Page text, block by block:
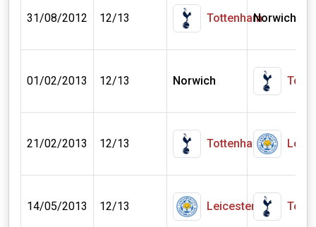
31/08/2012 12/13 TottenhamNorwich
01/02/2013 12/13 Norwich
21/02/2013 12/13 Tottenham
14/05/2013 12/13 Leicester